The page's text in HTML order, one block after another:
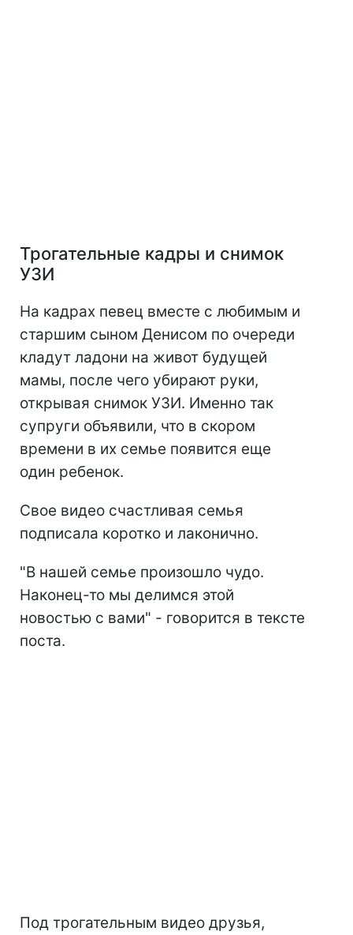
Трогательные кадры и снимок
УЗИ
На кадрах певец вместе с любимым и
старшим сыном Денисом по очереди
кладут ладони на живот будущей
мамы, после чего убирают руки,
открывая снимок УЗИ. Именно так
супруги объявили, что в скором
времени в их семье появится еще
один ребенок.
Свое видео счастливая семья
подписала коротко и лаконично.
"В нашей семье произошло чудо.
Наконец-то мы делимся этой
новостью с вами" - говорится в тексте
поста.
Под трогательным видео друзья,